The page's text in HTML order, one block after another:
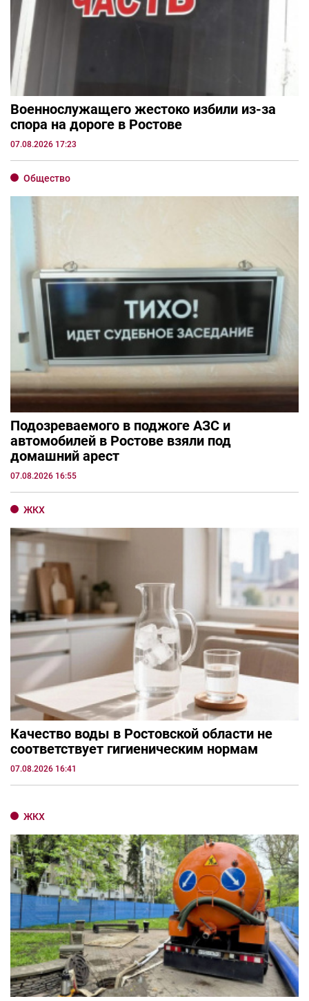
Военнослужащего жестоко избили из-за
спора на дороге в Ростове
07.08.2026 17:23
Общество
Подозреваемого в поджоге АЗС и
автомобилей в Ростове взяли под
домашний арест
07.08.2026 16:55
ЖКХ
Качество воды в Ростовской области не
соответствует гигиеническим нормам
07.08.2026 16:41
ЖКХ